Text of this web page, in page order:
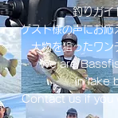
釣りガイ
ゲスト様の声にお応
大物を狙ったワン
​We are
in lake
Contact us if you